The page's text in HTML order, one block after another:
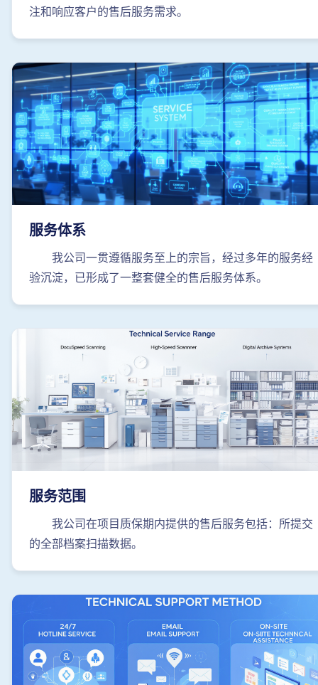
注和响应客户的售后服务需求。
服务体系
我公司一贯遵循服务至上的宗旨，经过多年的服务经
验沉淀，已形成了一整套健全的售后服务体系。
服务范围
我公司在项目质保期内提供的售后服务包括：所提交
的全部档案扫描数据。